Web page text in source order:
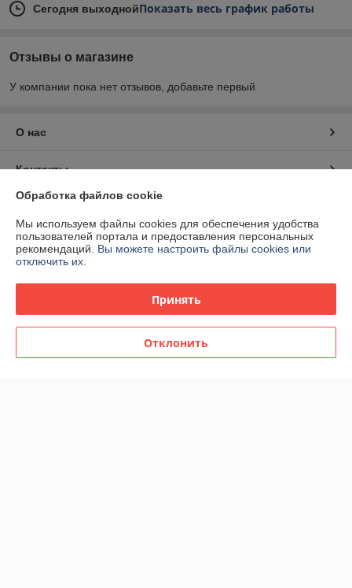
Сегодня выходнойПоказать весь график работы
Отзывы о магазине
У компании пока нет отзывов, добавьте первый
О нас
Контакты
График работы
Полная версия сайта
Политика обработки cookies
Сайт создан на платформе Deal.by
Обработка файлов cookie
Мы используем файлы cookies для обеспечения удобства
пользователей портала и предоставления персональных
рекомендаций. Вы можете настроить файлы cookies или
отключить их.
Принять
Отклонить